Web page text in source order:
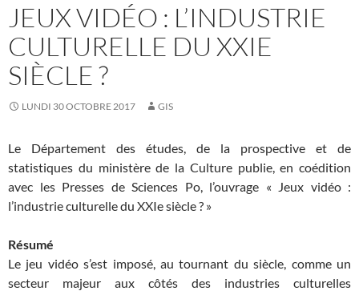
JEUX VIDÉO : L’INDUSTRIE
CULTURELLE DU XXIE
SIÈCLE ?
LUNDI 30 OCTOBRE 2017 GIS
Le Département des études, de la prospective et de
statistiques du ministère de la Culture publie, en coédition
avec les Presses de Sciences Po, l’ouvrage « Jeux vidéo :
l’industrie culturelle du XXIe siècle ? »
Résumé
Le jeu vidéo s’est imposé, au tournant du siècle, comme un
secteur majeur aux côtés des industries culturelles